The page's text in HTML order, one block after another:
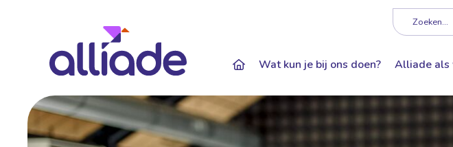
Zoeken...
Wat kun je bij ons doen? Alliade als